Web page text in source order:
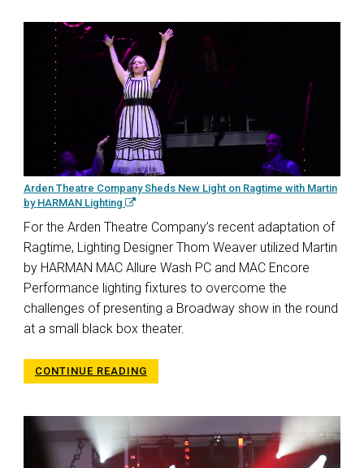
Arden Theatre Company Sheds New Light on Ragtime with Martin
by HARMAN Lighting
For the Arden Theatre Company’s recent adaptation of
Ragtime, Lighting Designer Thom Weaver utilized Martin
by HARMAN MAC Allure Wash PC and MAC Encore
Performance lighting fixtures to overcome the
challenges of presenting a Broadway show in the round
at a small black box theater.
CONTINUE READING